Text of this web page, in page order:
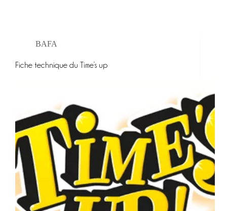
BAFA
Fiche technique du Time’s up